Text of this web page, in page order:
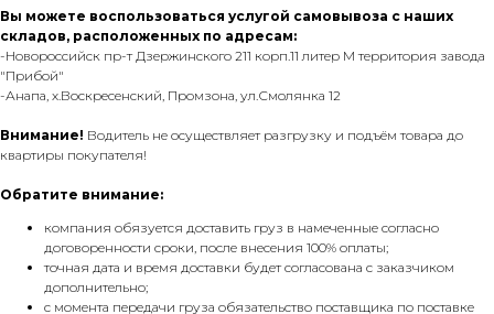
Вы можете воспользоваться услугой самовывоза с наших
складов, расположенных по адресам:
-Новороссийск пр-т Дзержинского 211 корп.11 литер М территория завода
"Прибой"
-Анапа, х.Воскресенский, Промзона, ул.Смолянка 12
Внимание! Водитель не осуществляет разгрузку и подъём товара до
квартиры покупателя!
Обратите внимание:
компания обязуется доставить груз в намеченные согласно
договоренности сроки, после внесения 100% оплаты;
точная дата и время доставки будет согласована с заказчиком
дополнительно;
с момента передачи груза обязательство поставщика по поставке